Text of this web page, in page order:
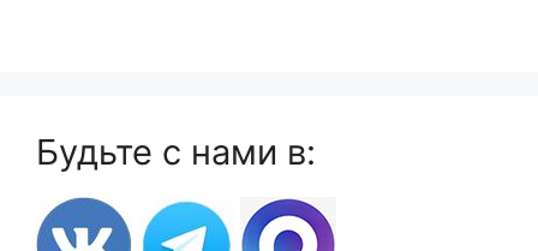
Будьте с нами в: